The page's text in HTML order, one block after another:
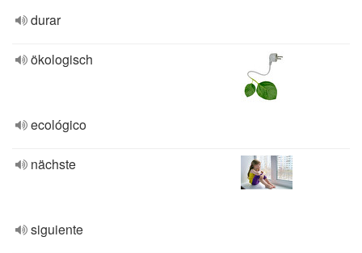
durar
ökologisch
ecológico
nächste
siguiente